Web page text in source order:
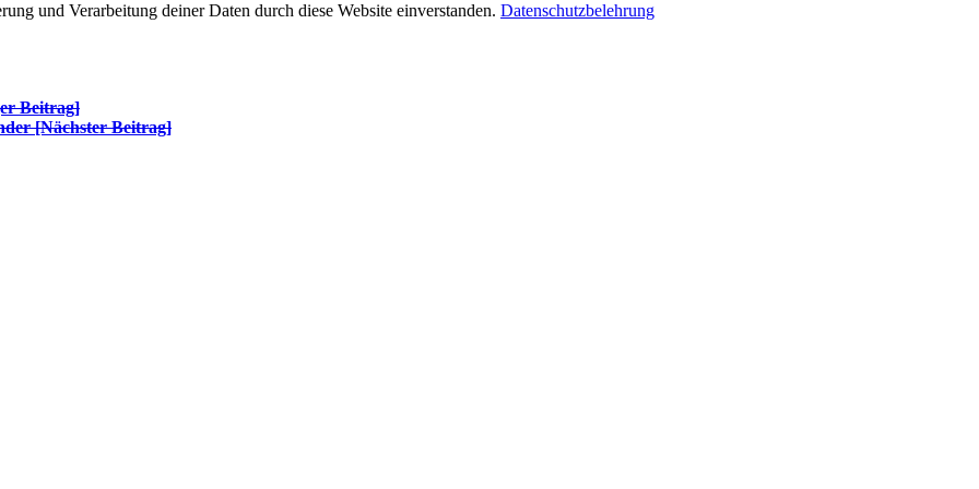
und Verarbeitung deiner Daten durch diese Website einverstanden. Datenschutzbelehrung
Beitrag]
[Nächster Beitrag]